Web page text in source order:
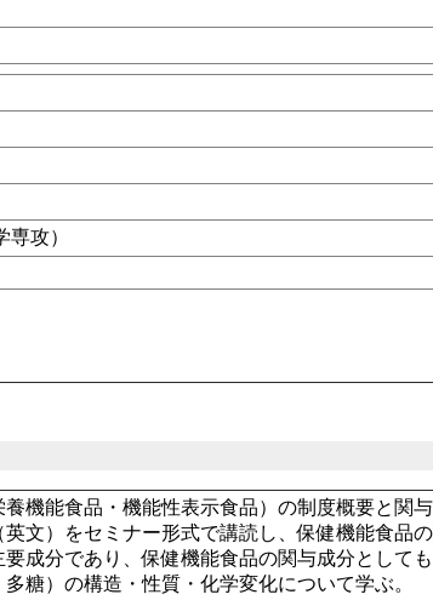
攻）
機能食品・機能性表示食品）の制度概要と関
文）をセミナー形式で講読し、保健機能食品
成分であり、保健機能食品の関与成分として
糖）の構造・性質・化学変化について学ぶ。